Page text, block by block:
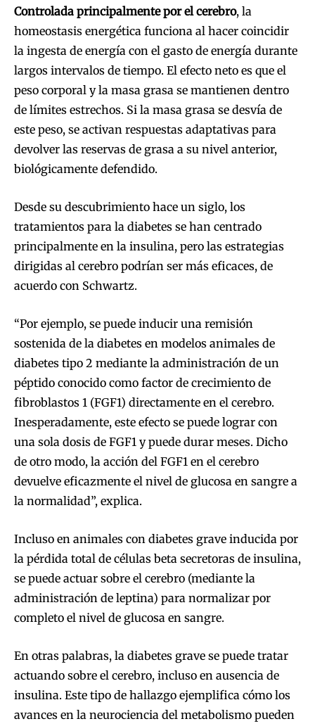
Controlada principalmente por el cerebro, la
homeostasis energética funciona al hacer coincidir
la ingesta de energía con el gasto de energía durante
largos intervalos de tiempo. El efecto neto es que el
peso corporal y la masa grasa se mantienen dentro
de límites estrechos. Si la masa grasa se desvía de
este peso, se activan respuestas adaptativas para
devolver las reservas de grasa a su nivel anterior,
biológicamente defendido.
Desde su descubrimiento hace un siglo, los
tratamientos para la diabetes se han centrado
principalmente en la insulina, pero las estrategias
dirigidas al cerebro podrían ser más eficaces, de
acuerdo con Schwartz.
“Por ejemplo, se puede inducir una remisión
sostenida de la diabetes en modelos animales de
diabetes tipo 2 mediante la administración de un
péptido conocido como factor de crecimiento de
fibroblastos 1 (FGF1) directamente en el cerebro.
Inesperadamente, este efecto se puede lograr con
una sola dosis de FGF1 y puede durar meses. Dicho
de otro modo, la acción del FGF1 en el cerebro
devuelve eficazmente el nivel de glucosa en sangre a
la normalidad”, explica.
Incluso en animales con diabetes grave inducida por
la pérdida total de células beta secretoras de insulina,
se puede actuar sobre el cerebro (mediante la
administración de leptina) para normalizar por
completo el nivel de glucosa en sangre.
En otras palabras, la diabetes grave se puede tratar
actuando sobre el cerebro, incluso en ausencia de
insulina. Este tipo de hallazgo ejemplifica cómo los
avances en la neurociencia del metabolismo pueden